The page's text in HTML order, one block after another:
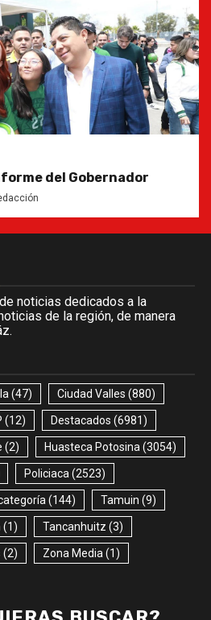
del Gobernador
noticias dedicados a la
de la región, de manera
(47) Ciudad Valles (880)
(12) Destacados (6981)
(2) Huasteca Potosina (3054)
Policiaca (2523)
(144) Tamuin (9)
(1) Tancanhuitz (3)
(2) Zona Media (1)